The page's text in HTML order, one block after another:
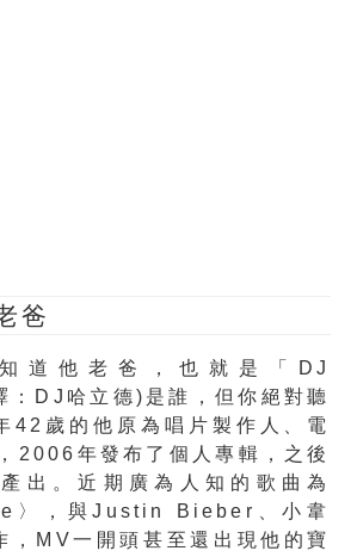
爸
道他老爸，也就是「DJ
DJ哈立德)是誰，但你絕對聽
42歲的他原為唱片製作人、電
2006年發布了個人專輯，之後
出。近期廣為人知的歌曲為
〉，與Justin Bieber、小韋
，MV一開頭甚至還出現他的寶